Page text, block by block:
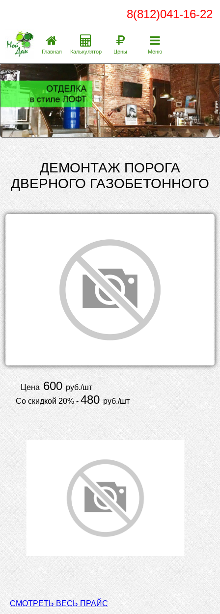
8(812)041-16-22
Главная Калькулятор Цены Меню
ДЕМОНТАЖ ПОРОГА
ДВЕРНОГО ГАЗОБЕТОННОГО
Цена600руб./шт
Со скидкой 20% -480руб./шт
СМОТРЕТЬ ВЕСЬ ПРАЙС